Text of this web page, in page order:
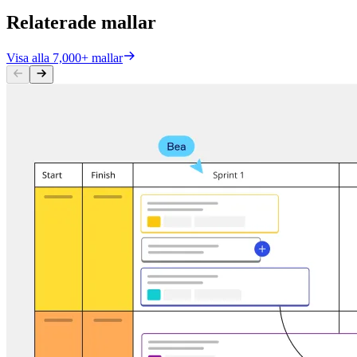
Relaterade mallar
Visa alla 7,000+ mallar